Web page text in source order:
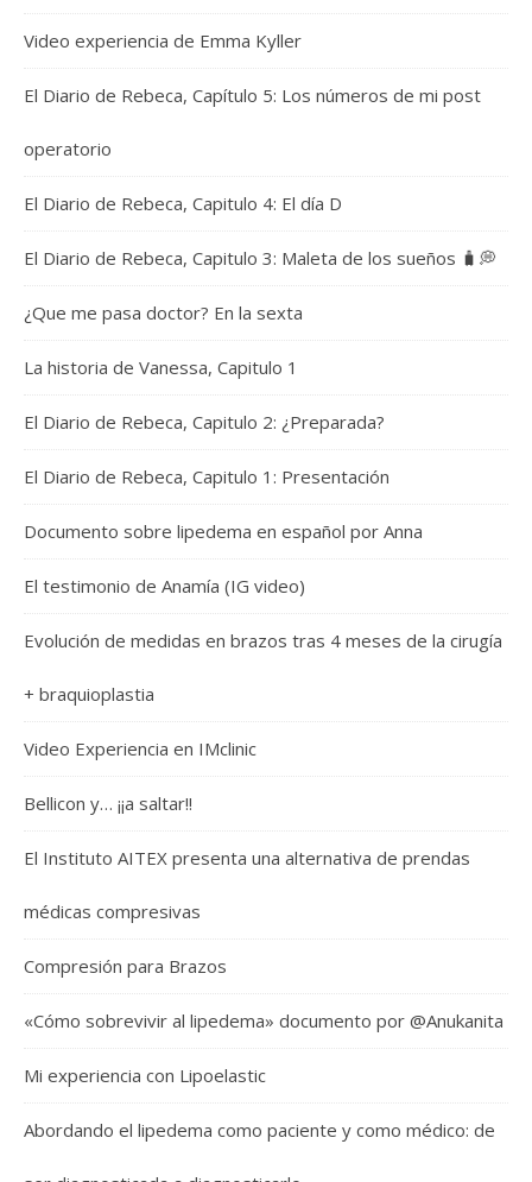
Video experiencia de Emma Kyller
El Diario de Rebeca, Capítulo 5: Los números de mi post
operatorio
El Diario de Rebeca, Capitulo 4: El día D
El Diario de Rebeca, Capitulo 3: Maleta de los sueños 🧳💭
¿Que me pasa doctor? En la sexta
La historia de Vanessa, Capitulo 1
El Diario de Rebeca, Capitulo 2: ¿Preparada?
El Diario de Rebeca, Capitulo 1: Presentación
Documento sobre lipedema en español por Anna
El testimonio de Anamía (IG video)
Evolución de medidas en brazos tras 4 meses de la cirugía
+ braquioplastia
Video Experiencia en IMclinic
Bellicon y… ¡¡a saltar!!
El Instituto AITEX presenta una alternativa de prendas
médicas compresivas
Compresión para Brazos
«Cómo sobrevivir al lipedema» documento por @Anukanita
Mi experiencia con Lipoelastic
Abordando el lipedema como paciente y como médico: de